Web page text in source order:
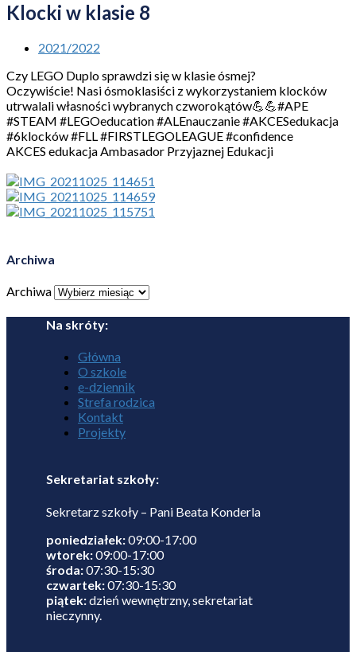
Klocki w klasie 8
2021/2022
Czy LEGO Duplo sprawdzi się w klasie ósmej?
Oczywiście! Nasi ósmoklasiści z wykorzystaniem klocków
utrwalali własności wybranych czworokątów💪💪#APE
#STEAM #LEGOeducation #ALEnauczanie #AKCESedukacja
#6klocków #FLL #FIRSTLEGOLEAGUE #confidence
AKCES edukacja Ambasador Przyjaznej Edukacji
Archiwa
Archiwa
Na skróty:
Główna
O szkole
e-dziennik
Strefa rodzica
Kontakt
Projekty
Sekretariat szkoły:
Sekretarz szkoły – Pani Beata Konderla
poniedziałek:09:00-17:00
wtorek:09:00-17:00
środa:07:30-15:30
czwartek:07:30-15:30
piątek:dzień wewnętrzny, sekretariat
nieczynny.